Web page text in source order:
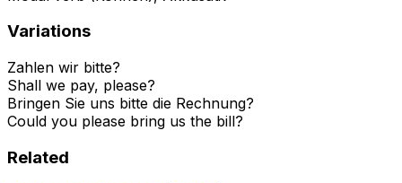
Variations
Zahlen wir bitte?
Shall we pay, please?
Bringen Sie uns bitte die Rechnung?
Could you please bring us the bill?
Related